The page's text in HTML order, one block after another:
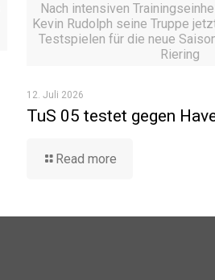
Nach intensiven
Kevin Rudolph seine Truppe
Testspielen für die neue
Riering
12. Juli 2026
TuS 05 testet gegen
Read more